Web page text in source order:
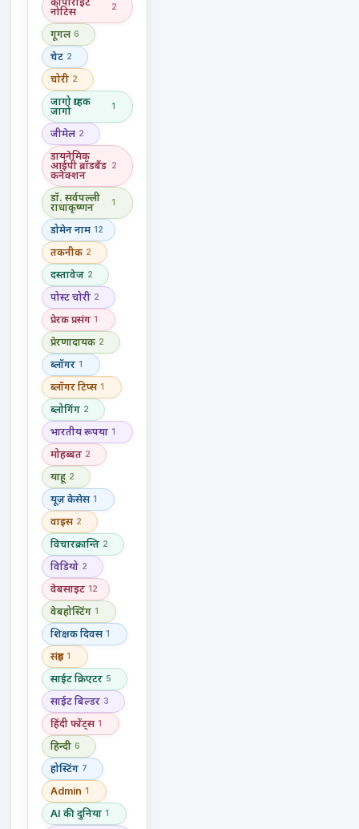
नोटिस
2
गूगल 6
चेट 2
चोरी 2
जागो ग्राहक
जागो
1
जीमेल 2
डायनेमिक
आईपी ब्रॉडबैंड
कनेक्शन
2
डॉ. सर्वपल्ली
राधाकृष्णन
1
डोमेन नाम 12
तकनीक 2
दस्तावेज 2
पोस्ट चोरी 2
प्रेरक प्रसंग 1
प्रेरणादायक 2
ब्लॉगर 1
ब्लॉगर टिप्स 1
ब्लोगिंग 2
भारतीय रूपया 1
मोहब्बत 2
याहू 2
यूज़ केसेस 1
वाइस 2
विचारक्रान्ति 2
विडियो 2
वेबसाइट 12
वेबहोस्टिंग 1
शिक्षक दिवस 1
संग्रह 1
साईट क्रिएटर 5
साईट बिल्डर 3
हिंदी फोंट्स 1
हिन्दी 6
होस्टिंग 7
Admin 1
AI की दुनिया 1